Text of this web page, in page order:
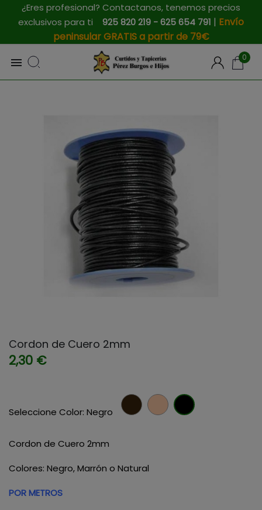
¿Eres profesional? Contactanos, tenemos precios
exclusivos para ti 925 820 219 - 625 654 791 | Envío
peninsular GRATIS a partir de 79€
 0
Cordon de Cuero 2mm
2,30 €
Seleccione Color: Negro Marron
Cordon de Cuero 2mm
Colores: Negro, Marrón o Natural
POR METROS